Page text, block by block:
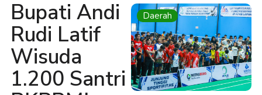
Bupati Andi
Rudi Latif
Wisuda
1.200 Santri
Daerah